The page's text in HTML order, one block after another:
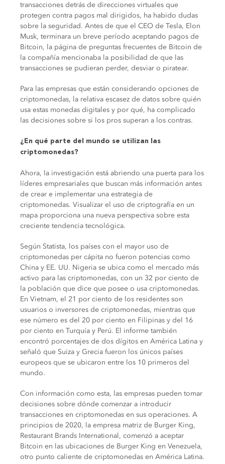
transacciones detrás de direcciones virtuales que
protegen contra pagos mal dirigidos, ha habido dudas
sobre la seguridad. Antes de que el CEO de Tesla, Elon
Musk, terminara un breve período aceptando pagos de
Bitcoin, la página de preguntas frecuentes de Bitcoin de
la compañía mencionaba la posibilidad de que las
transacciones se pudieran perder, desviar o piratear.
Para las empresas que están considerando opciones de
criptomonedas, la relativa escasez de datos sobre quién
usa estas monedas digitales y por qué, ha complicado
las decisiones sobre si los pros superan a los contras.
¿En qué parte del mundo se utilizan las
criptomonedas?
Ahora, la investigación está abriendo una puerta para los
líderes empresariales que buscan más información antes
de crear e implementar una estrategia de
criptomonedas. Visualizar el uso de criptografía en un
mapa proporciona una nueva perspectiva sobre esta
creciente tendencia tecnológica.
Según Statista, los países con el mayor uso de
criptomonedas per cápita no fueron potencias como
China y EE. UU. Nigeria se ubica como el mercado más
activo para las criptomonedas, con un 32 por ciento de
la población que dice que posee o usa criptomonedas.
En Vietnam, el 21 por ciento de los residentes son
usuarios o inversores de criptomonedas, mientras que
ese número es del 20 por ciento en Filipinas y del 16
por ciento en Turquía y Perú. El informe también
encontró porcentajes de dos dígitos en América Latina y
señaló que Suiza y Grecia fueron los únicos países
europeos que se ubicaron entre los 10 primeros del
mundo.
Con información como esta, las empresas pueden tomar
decisiones sobre dónde comenzar a introducir
transacciones en criptomonedas en sus operaciones. A
principios de 2020, la empresa matriz de Burger King,
Restaurant Brands International, comenzó a aceptar
Bitcoin en las ubicaciones de Burger King en Venezuela,
otro punto caliente de criptomonedas en América Latina.